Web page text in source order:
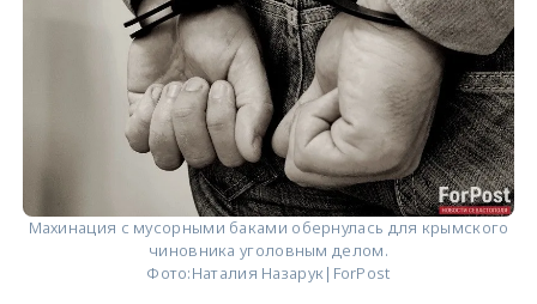
Махинация с мусорными баками обернулась для крымского
чиновника уголовным делом.
Фото:Наталия Назарук|ForPost